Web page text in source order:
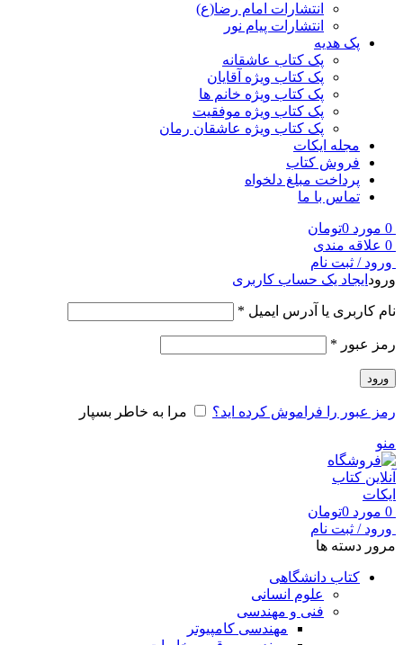
انتشارات امام رضا(ع)
انتشارات پیام نور
پک هدیه
پک کتاب عاشقانه
پک کتاب ویژه آقایان
پک کتاب ویژه خانم ها
پک کتاب ویژه موفقیت
پک کتاب ویژه عاشقان رمان
مجله ایکات
فروش کتاب
پرداخت مبلغ دلخواه
تماس با ما
0 مورد 0تومان
0 علاقه مندی
ورود / ثبت نام
ورود ایجاد یک حساب کاربری
نام کاربری یا آدرس ایمیل *
رمز عبور *
ورود
رمز عبور را فراموش کرده اید؟ مرا به خاطر بسپار
منو
0 مورد 0تومان
ورود / ثبت نام
مرور دسته ها
کتاب دانشگاهی
علوم انسانی
فنی و مهندسی
مهندسی کامپیوتر